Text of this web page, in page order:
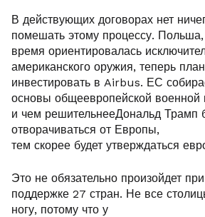
В действующих договорах нет
помешать этому процессу. Польша,
время ориентировалась
американского оружия, теперь
инвестировать в Airbus. ЕС
основы общеевропейской
и чем решительнееДональд Трамп
отворачиваться от Европы,
тем скорее будет утверждаться
Это не обязательно произойдет при
поддержке 27 стран. Не все
ногу, потому что у